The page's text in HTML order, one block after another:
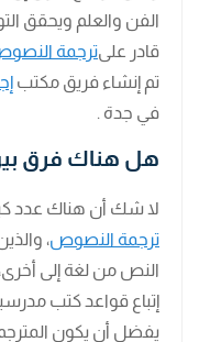
الفن والعلم ويحقق
قادر علىترجمة
تم إنشاء فريق مكتب
في جدة .
هل هناك فرق
لا شك أن هناك عدد
ترجمة النصوص،
النص من لغة إلى
إتباع قواعد كتب
يفضل أن يكون